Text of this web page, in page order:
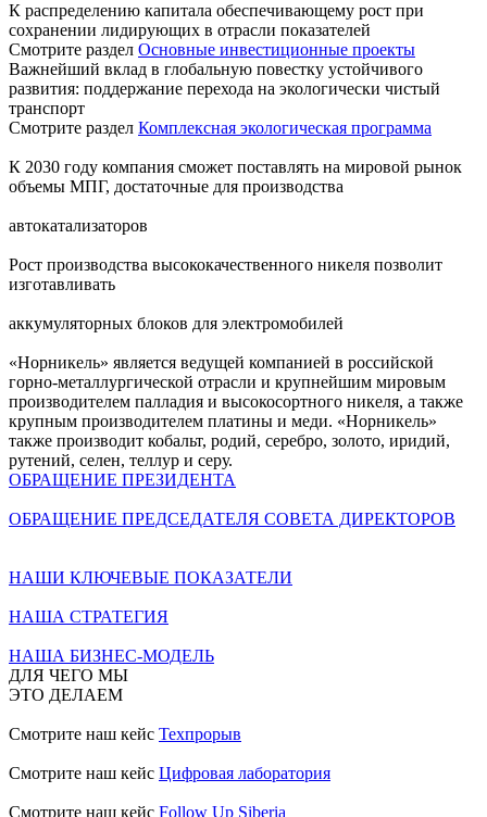
К распределению капитала обеспечивающему рост при
сохранении лидирующих в отрасли показателей
Смотрите раздел Основные инвестиционные проекты
Важнейший вклад в глобальную повестку устойчивого
развития: поддержание перехода на экологически чистый
транспорт
Смотрите раздел Комплексная экологическая программа
К 2030 году компания сможет поставлять на мировой рынок
объемы МПГ, достаточные для производства
автокатализаторов
Рост производства высококачественного никеля позволит
изготавливать
аккумуляторных блоков для электромобилей
«Норникель» является ведущей компанией в российской
горно-металлургической отрасли и крупнейшим мировым
производителем палладия и высокосортного никеля, а также
крупным производителем платины и меди. «Норникель»
также производит кобальт, родий, серебро, золото, иридий,
рутений, селен, теллур и серу.
ОБРАЩЕНИЕ ПРЕЗИДЕНТА
ОБРАЩЕНИЕ ПРЕДСЕДАТЕЛЯ СОВЕТА ДИРЕКТОРОВ
НАШИ КЛЮЧЕВЫЕ ПОКАЗАТЕЛИ
НАША СТРАТЕГИЯ
НАША БИЗНЕС-МОДЕЛЬ
ДЛЯ ЧЕГО МЫ
ЭТО ДЕЛАЕМ
Смотрите наш кейс Техпрорыв
Смотрите наш кейс Цифровая лаборатория
Смотрите наш кейс Follow Up Siberia